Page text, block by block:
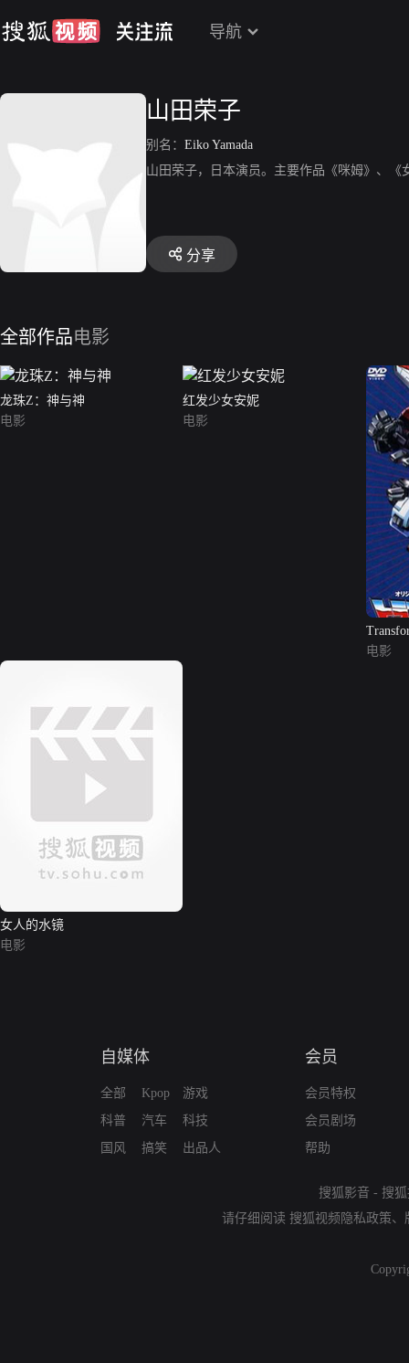
导航
山田荣子
别名： Eiko Yamada
山田荣子，日本演员。主要作品《咪姆》、《
分享
全部作品电影
龙珠Z：神与神
电影
红发少女安妮
电影
电影
女人的水镜
电影
自媒体
全部
科普
国风
Kpop
汽车
搞笑
游戏
科技
出品人
会员
会员特权
会员剧场
帮助
搜狐影音 - 搜
请仔细阅读 搜狐视频隐私政策、